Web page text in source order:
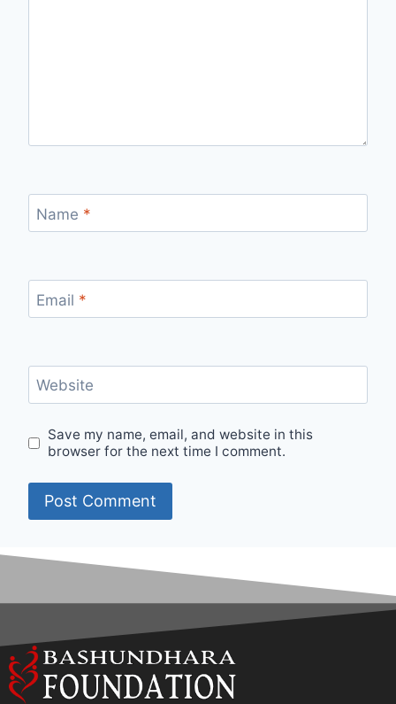
Name *
Email *
Website
Save my name, email, and website in this
browser for the next time I comment.